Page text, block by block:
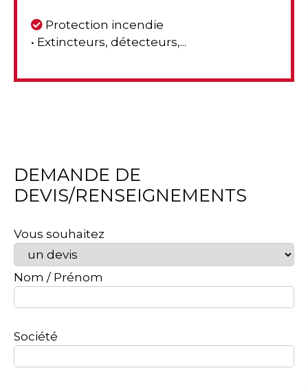
Protection incendie
• Extincteurs, détecteurs,...
DEMANDE DE
DEVIS/RENSEIGNEMENTS
Vous souhaitez
Nom / Prénom
Société